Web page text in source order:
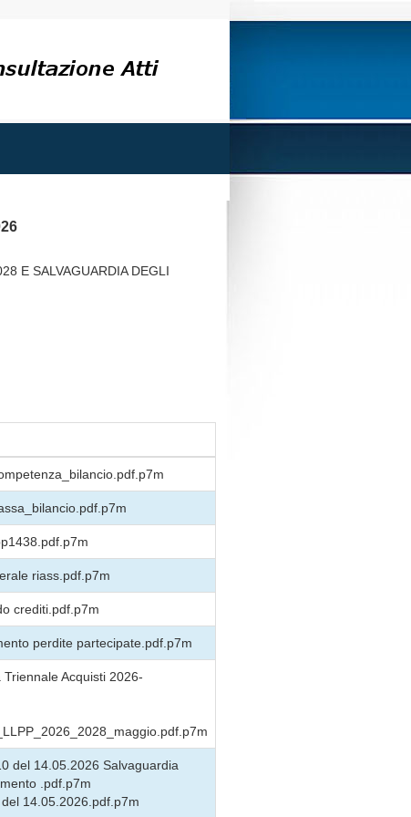
E SALVAGUARDIA DEGLI
riass.pdf.p7m
crediti.pdf.p7m
perdite partecipate.pdf.p7m
Triennale Acquisti 2026-
del 14.05.2026 Salvaguardia
.pdf.p7m
14.05.2026.pdf.p7m